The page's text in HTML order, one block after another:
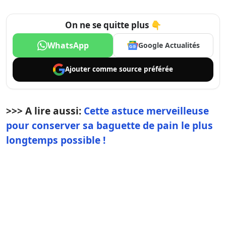
On ne se quitte plus 👇
WhatsApp Google Actualités
Ajouter comme source préférée
>>> A lire aussi: Cette astuce merveilleuse
pour conserver sa baguette de pain le plus
longtemps possible !